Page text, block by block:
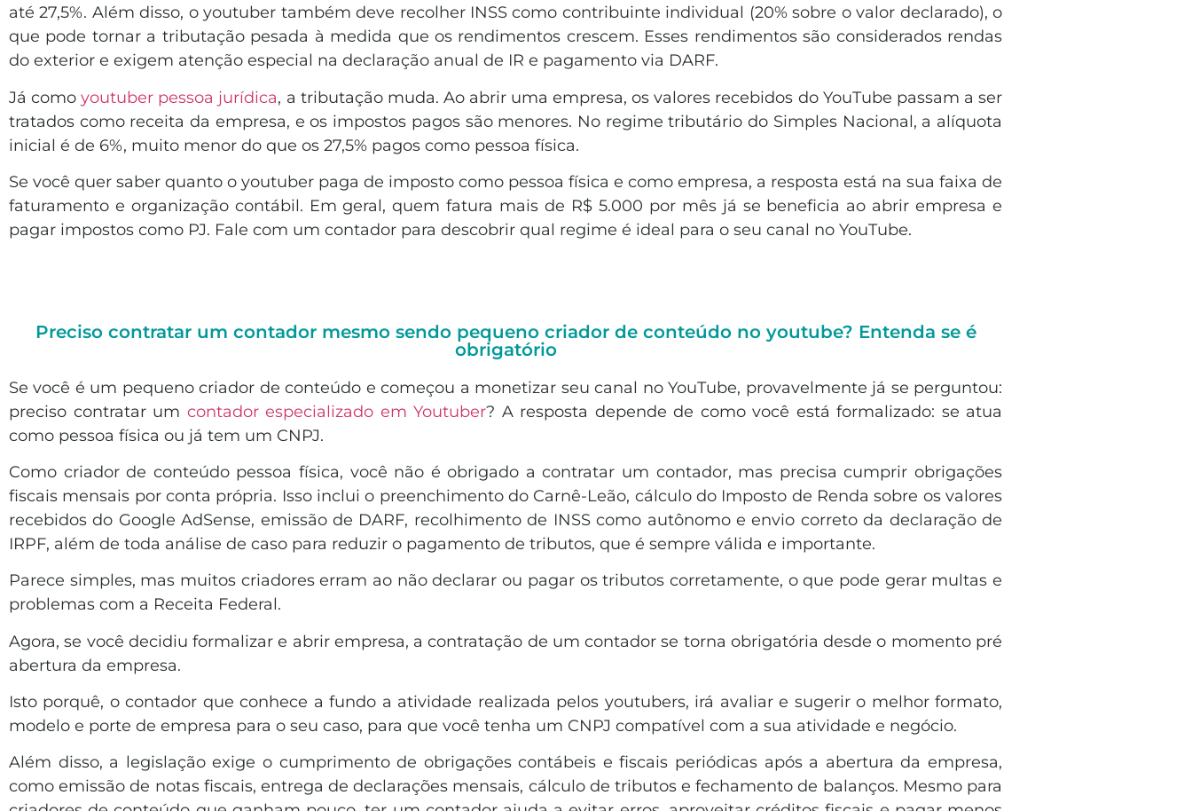
até 27,5%. Além disso, o youtuber também deve recolher INSS como contribuinte individual (20% sobre o valor declarado), o
que pode tornar a tributação pesada à medida que os rendimentos crescem. Esses rendimentos são considerados rendas
do exterior e exigem atenção especial na declaração anual de IR e pagamento via DARF.
Já comoyoutuber pessoa jurídica, a tributação muda. Ao abrir uma empresa, os valores recebidos do YouTube passam a ser
tratados como receita da empresa, e os impostos pagos são menores. No regime tributário do Simples Nacional, a alíquota
inicial é de 6%, muito menor do que os 27,5% pagos como pessoa física.
Se você quer saber quanto o youtuber paga de imposto como pessoa física e como empresa, a resposta está na sua faixa de
faturamento e organização contábil. Em geral, quem fatura mais de R$ 5.000 por mês já se beneficia ao abrir empresa e
pagar impostos como PJ. Fale com um contador para descobrir qual regime é ideal para o seu canal no YouTube.
Preciso contratar um contador mesmo sendo pequeno criador de conteúdo no youtube? Entenda se é
obrigatório
Se você é um pequeno criador de conteúdo e começou a monetizar seu canal no YouTube, provavelmente já se perguntou:
preciso contratar um contador especializado em Youtuber? A resposta depende de como você está formalizado: se atua
como pessoa física ou já tem um CNPJ.
Como criador de conteúdo pessoa física, você não é obrigado a contratar um contador, mas precisa cumprir obrigações
fiscais mensais por conta própria. Isso inclui o preenchimento do Carnê-Leão, cálculo do Imposto de Renda sobre os valores
recebidos do Google AdSense, emissão de DARF, recolhimento de INSS como autônomo e envio correto da declaração de
IRPF, além de toda análise de caso para reduzir o pagamento de tributos, que é sempre válida e importante.
Parece simples, mas muitos criadores erram ao não declarar ou pagar os tributos corretamente, o que pode gerar multas e
problemas com a Receita Federal.
Agora, se você decidiu formalizar e abrir empresa, a contratação de um contador se torna obrigatória desde o momento pré
abertura da empresa.
Isto porquê, o contador que conhece a fundo a atividade realizada pelos youtubers, irá avaliar e sugerir o melhor formato,
modelo e porte de empresa para o seu caso, para que você tenha um CNPJ compatível com a sua atividade e negócio.
Além disso, a legislação exige o cumprimento de obrigações contábeis e fiscais periódicas após a abertura da empresa,
como emissão de notas fiscais, entrega de declarações mensais, cálculo de tributos e fechamento de balanços. Mesmo para